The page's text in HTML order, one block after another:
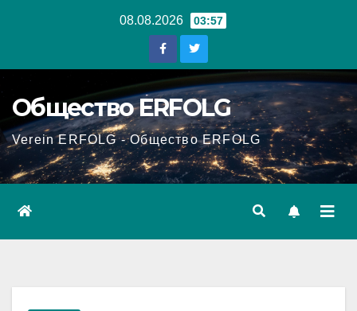
08.08.2026 03:57
Общество ERFOLG
Verein ERFOLG - Общество ERFOLG